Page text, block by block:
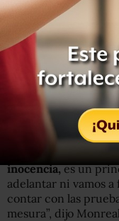
El presidente de la
Senado, Ricardo
de Inteligencia
República, sobre las
autoridades de
“No quiero
injusticias. Vamos
inocencia,es un
adelantar ni vamos
contar con las
mesura”, dijo